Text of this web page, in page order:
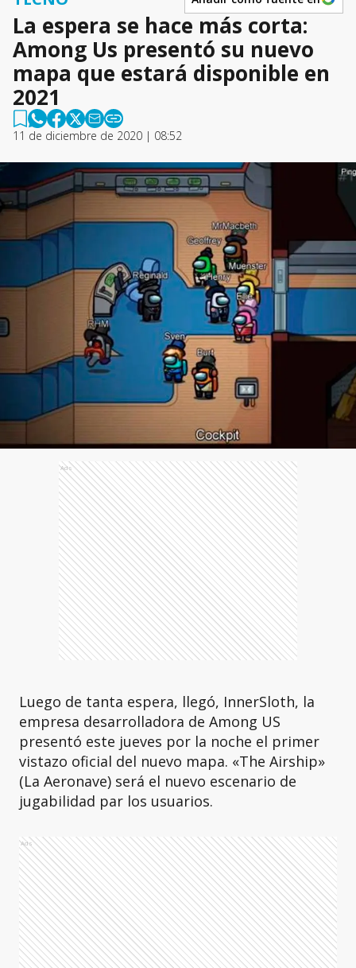
La espera se hace más corta:
Among Us presentó su nuevo
mapa que estará disponible en
2021
11 de diciembre de 2020 | 08:52
Ads
Luego de tanta espera, llegó, InnerSloth, la
empresa desarrolladora de Among US
presentó este jueves por la noche el primer
vistazo oficial del nuevo mapa. «The Airship»
(La Aeronave) será el nuevo escenario de
jugabilidad par los usuarios.
Ads